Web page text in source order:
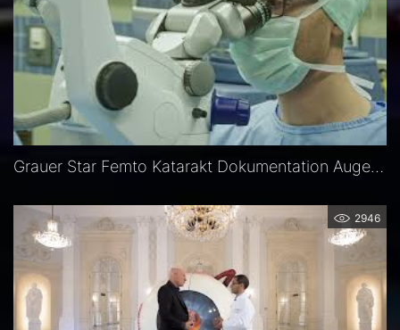
Grauer Star Femto Katarakt Dokumentation Augenklinik Dardenne
2946